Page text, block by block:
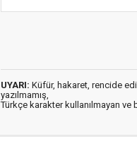
UYARI: Küfür, hakaret, rencide
yazılmamış,
Türkçe karakter kullanılmayan ve